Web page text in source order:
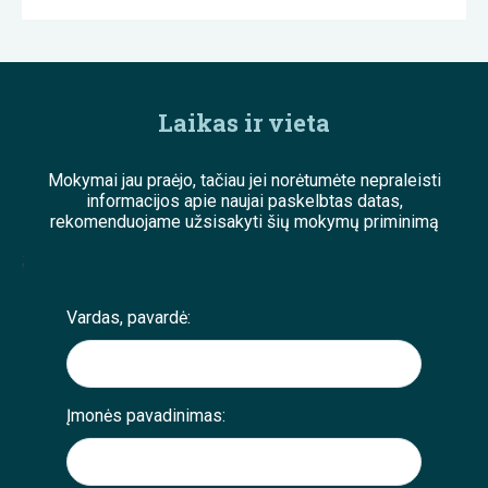
Laikas ir vieta
Mokymai jau praėjo, tačiau jei norėtumėte nepraleisti
informacijos apie naujai paskelbtas datas,
rekomenduojame užsisakyti šių mokymų priminimą
;
Vardas, pavardė:
Įmonės pavadinimas: